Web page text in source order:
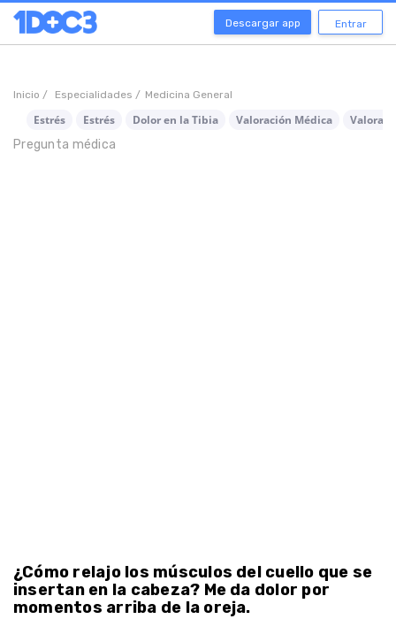
Descargar app Entrar
Inicio / Especialidades / Medicina General
Estrés Estrés Dolor en la Tibia Valoración Médica
Pregunta médica
¿Cómo relajo los músculos del cuello que se
insertan en la cabeza? Me da dolor por
momentos arriba de la oreja.